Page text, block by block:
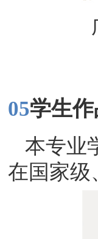
广
05学生
本专业
在国家级